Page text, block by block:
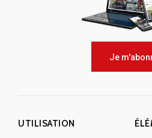
Je
UTILISATION